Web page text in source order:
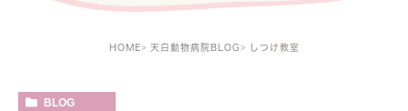
HOME 天白動物病院BLOG しつけ教室
BLOG